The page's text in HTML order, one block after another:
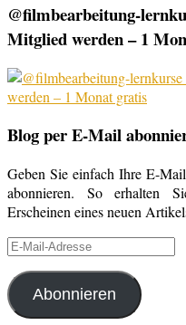
@filmbearbeitung-
Mitglied werden – 1
Blog per E-Mail
Geben Sie einfach Ihre E-
abonnieren. So erhalten
Erscheinen eines neuen
E-
Adresse
Abonnieren